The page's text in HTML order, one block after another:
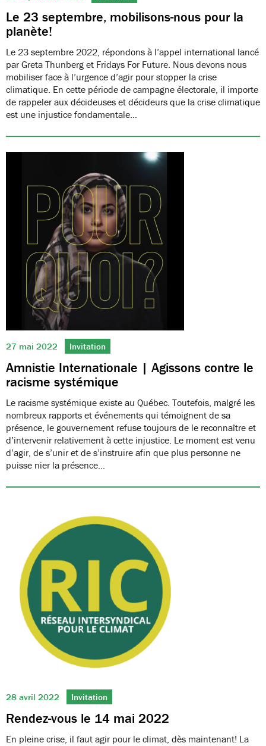
Le 23 septembre, mobilisons-nous pour la
planète!
Le 23 septembre 2022, répondons à l’appel international lancé
par Greta Thunberg et Fridays For Future. Nous devons nous
mobiliser face à l’urgence d’agir pour stopper la crise
climatique. En cette période de campagne électorale, il importe
de rappeler aux décideuses et décideurs que la crise climatique
est une injustice fondamentale…
27 mai 2022 Invitation
Amnistie Internationale | Agissons contre le
racisme systémique
Le racisme systémique existe au Québec. Toutefois, malgré les
nombreux rapports et événements qui témoignent de sa
présence, le gouvernement refuse toujours de le reconnaître et
d’intervenir relativement à cette injustice. Le moment est venu
d’agir, de s’unir et de s’instruire afin que plus personne ne
puisse nier la présence…
28 avril 2022 Invitation
Rendez-vous le 14 mai 2022
En pleine crise, il faut agir pour le climat, dès maintenant! La